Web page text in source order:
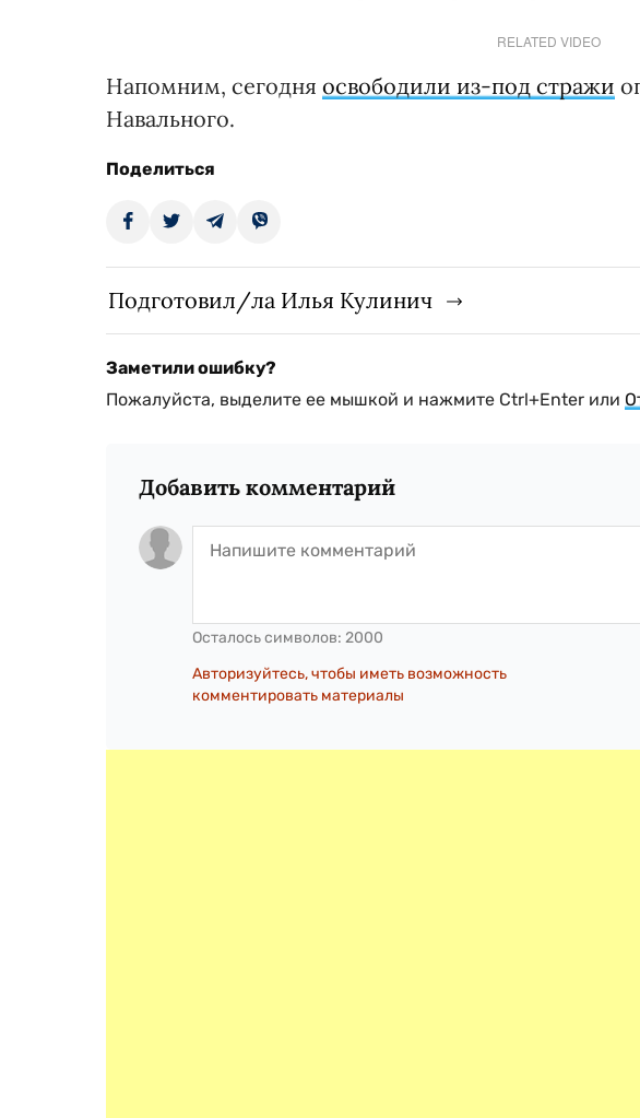
RELATED VIDEO
Напомним, сегодня освободили из-под стражи
Навального.
Поделиться
Подготовил/ла Илья Кулинич
Заметили ошибку?
Пожалуйста, выделите ее мышкой и нажмите Ctrl+Enter или
Добавить комментарий
Осталось символов: 2000
Авторизуйтесь, чтобы иметь возможность
комментировать материалы